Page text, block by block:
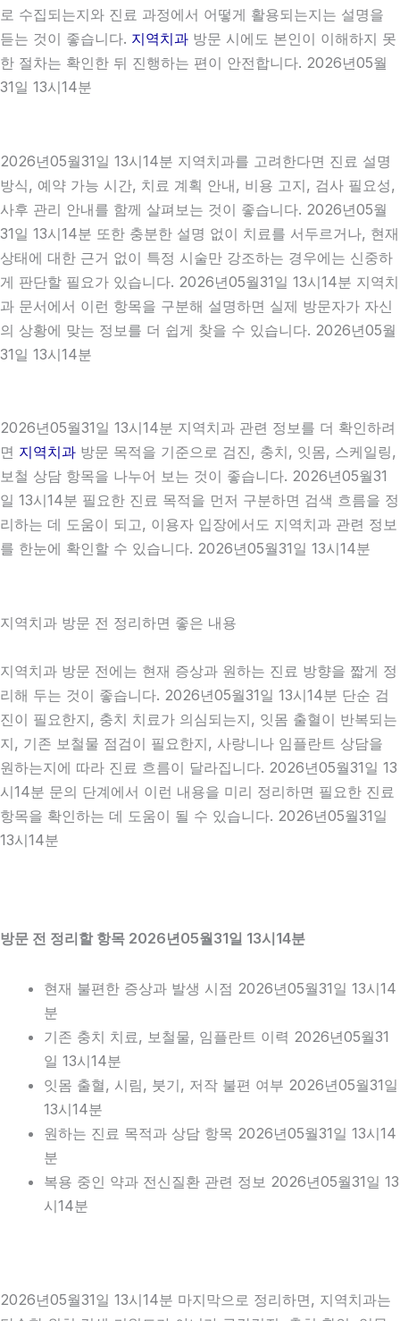
로 수집되는지와 진료 과정에서 어떻게 활용되는지는 설명을
듣는 것이 좋습니다. 지역치과 방문 시에도 본인이 이해하지 못
한 절차는 확인한 뒤 진행하는 편이 안전합니다. 2026년05월
31일 13시14분
2026년05월31일 13시14분 지역치과를 고려한다면 진료 설명
방식, 예약 가능 시간, 치료 계획 안내, 비용 고지, 검사 필요성,
사후 관리 안내를 함께 살펴보는 것이 좋습니다. 2026년05월
31일 13시14분 또한 충분한 설명 없이 치료를 서두르거나, 현재
상태에 대한 근거 없이 특정 시술만 강조하는 경우에는 신중하
게 판단할 필요가 있습니다. 2026년05월31일 13시14분 지역치
과 문서에서 이런 항목을 구분해 설명하면 실제 방문자가 자신
의 상황에 맞는 정보를 더 쉽게 찾을 수 있습니다. 2026년05월
31일 13시14분
2026년05월31일 13시14분 지역치과 관련 정보를 더 확인하려
면 지역치과 방문 목적을 기준으로 검진, 충치, 잇몸, 스케일링,
보철 상담 항목을 나누어 보는 것이 좋습니다. 2026년05월31
일 13시14분 필요한 진료 목적을 먼저 구분하면 검색 흐름을 정
리하는 데 도움이 되고, 이용자 입장에서도 지역치과 관련 정보
를 한눈에 확인할 수 있습니다. 2026년05월31일 13시14분
지역치과 방문 전 정리하면 좋은 내용
지역치과 방문 전에는 현재 증상과 원하는 진료 방향을 짧게 정
리해 두는 것이 좋습니다. 2026년05월31일 13시14분 단순 검
진이 필요한지, 충치 치료가 의심되는지, 잇몸 출혈이 반복되는
지, 기존 보철물 점검이 필요한지, 사랑니나 임플란트 상담을
원하는지에 따라 진료 흐름이 달라집니다. 2026년05월31일 13
시14분 문의 단계에서 이런 내용을 미리 정리하면 필요한 진료
항목을 확인하는 데 도움이 될 수 있습니다. 2026년05월31일
13시14분
방문 전 정리할 항목 2026년05월31일 13시14분
현재 불편한 증상과 발생 시점 2026년05월31일 13시14
분
기존 충치 치료, 보철물, 임플란트 이력 2026년05월31
일 13시14분
잇몸 출혈, 시림, 붓기, 저작 불편 여부 2026년05월31일
13시14분
원하는 진료 목적과 상담 항목 2026년05월31일 13시14
분
복용 중인 약과 전신질환 관련 정보 2026년05월31일 13
시14분
2026년05월31일 13시14분 마지막으로 정리하면, 지역치과는